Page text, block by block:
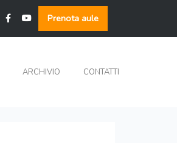
Prenota aule
ARCHIVIO CONTATTI